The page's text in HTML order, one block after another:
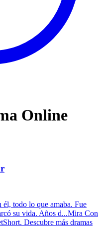
Online
todo lo que amaba. Fue
su vida. Años d...Mira Con
Descubre más dramas